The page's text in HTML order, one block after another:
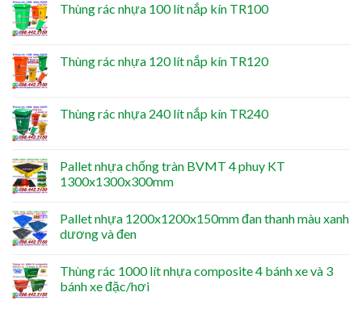
Thùng rác nhựa 100 lít nắp kín TR100
Thùng rác nhựa 120 lít nắp kín TR120
Thùng rác nhựa 240 lít nắp kín TR240
Pallet nhựa chống tràn BVMT 4 phuy KT
1300x1300x300mm
Pallet nhựa 1200x1200x150mm đan thanh màu xanh
dương và đen
Thùng rác 1000 lít nhựa composite 4 bánh xe và 3
bánh xe đặc/hơi